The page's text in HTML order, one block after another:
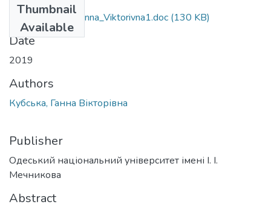
Thumbnail
Available
091_Kubs_ka_Hanna_Viktorivna1.doc (130 KB)
Date
2019
Authors
Кубська, Ганна Вікторівна
Publisher
Одеський національний університет імені І. І.
Мечникова
Abstract